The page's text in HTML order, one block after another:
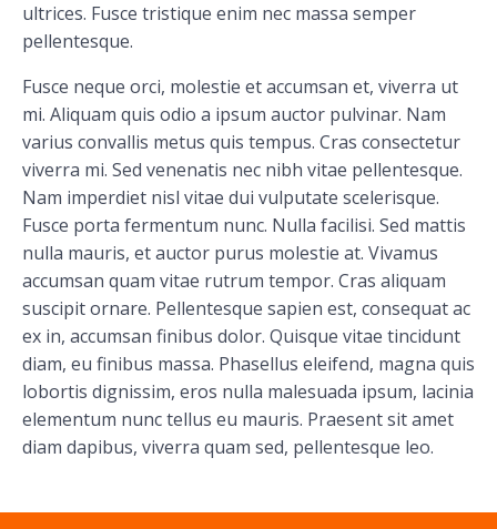
ultrices. Fusce tristique enim nec massa semper
pellentesque.
Fusce neque orci, molestie et accumsan et, viverra ut
mi. Aliquam quis odio a ipsum auctor pulvinar. Nam
varius convallis metus quis tempus. Cras consectetur
viverra mi. Sed venenatis nec nibh vitae pellentesque.
Nam imperdiet nisl vitae dui vulputate scelerisque.
Fusce porta fermentum nunc. Nulla facilisi. Sed mattis
nulla mauris, et auctor purus molestie at. Vivamus
accumsan quam vitae rutrum tempor. Cras aliquam
suscipit ornare. Pellentesque sapien est, consequat ac
ex in, accumsan finibus dolor. Quisque vitae tincidunt
diam, eu finibus massa. Phasellus eleifend, magna quis
lobortis dignissim, eros nulla malesuada ipsum, lacinia
elementum nunc tellus eu mauris. Praesent sit amet
diam dapibus, viverra quam sed, pellentesque leo.